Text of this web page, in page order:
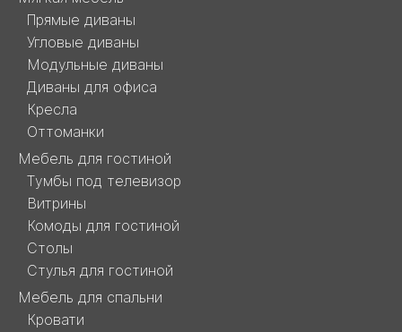
контакты
Прямые диваны
Угловые диваны
Модульные диваны
Диваны для офиса
Кресла
Оттоманки
Мебель для гостиной
Тумбы под телевизор
Витрины
Комоды для гостиной
Столы
Стулья для гостиной
Мебель для спальни
Кровати